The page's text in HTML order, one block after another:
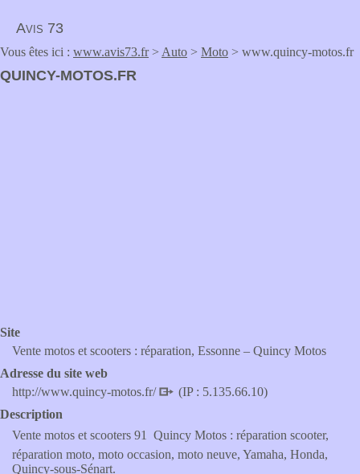
Avis 73
Vous êtes ici : www.avis73.fr> Auto > Moto > www.quincy-motos.fr
QUINCY-MOTOS.FR
Site
Vente motos et scooters : réparation, Essonne – Quincy Motos
Adresse du site web
http://www.quincy-motos.fr/
(IP : 5.135.66.10)
Description
Vente motos et scooters 91  Quincy Motos : réparation scooter,
réparation moto, moto occasion, moto neuve, Yamaha, Honda,
Quincy-sous-Sénart.